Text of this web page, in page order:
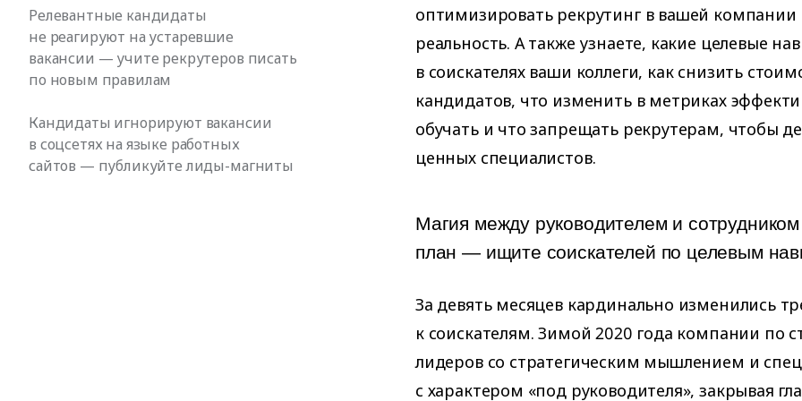
Релевантные кандидаты
не реагируют на устаревшие
вакансии — учите рекрутеров писать
по новым правилам
Кандидаты игнорируют вакансии
в соцсетях на языке работных
сайтов — публикуйте лиды-магниты
оптимизировать рекрутинг в вашей
реальность. А также узнаете, какие целевые
в соискателях ваши коллеги, как снизить
кандидатов, что изменить в метриках
обучать и что запрещать рекрутерам, чтобы
ценных специалистов.
Магия между руководителем и
план — ищите соискателей по целевым
За девять месяцев кардинально изменились
к соискателям. Зимой 2020 года компании по
лидеров со стратегическим мышлением и
с характером «под руководителя», закрывая